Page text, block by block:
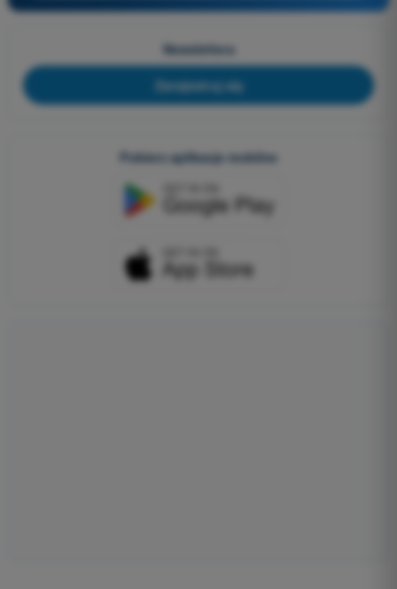
Newslettera
Zarejestruj się
Pobierz aplikacje mobilne